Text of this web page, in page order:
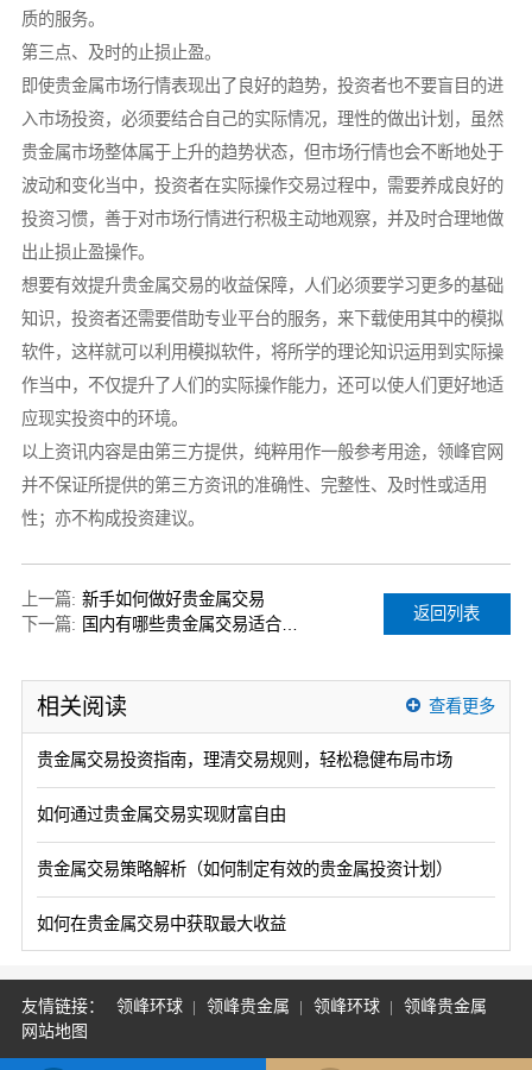
质的服务。
第三点、及时的止损止盈。
即使贵金属市场行情表现出了良好的趋势，投资者也不要盲目的进
入市场投资，必须要结合自己的实际情况，理性的做出计划，虽然
贵金属市场整体属于上升的趋势状态，但市场行情也会不断地处于
波动和变化当中，投资者在实际操作交易过程中，需要养成良好的
投资习惯，善于对市场行情进行积极主动地观察，并及时合理地做
出止损止盈操作。
想要有效提升贵金属交易的收益保障，人们必须要学习更多的基础
知识，投资者还需要借助专业平台的服务，来下载使用其中的模拟
软件，这样就可以利用模拟软件，将所学的理论知识运用到实际操
作当中，不仅提升了人们的实际操作能力，还可以使人们更好地适
应现实投资中的环境。
以上资讯内容是由第三方提供，纯粹用作一般参考用途，领峰官网
并不保证所提供的第三方资讯的准确性、完整性、及时性或适用
性；亦不构成投资建议。
上一篇: 新手如何做好贵金属交易
下一篇:
国内有哪些贵金属交易适合普通人？
返回列表
相关阅读 查看更多
贵金属交易投资指南，理清交易规则，轻松稳健布局市场
如何通过贵金属交易实现财富自由
贵金属交易策略解析（如何制定有效的贵金属投资计划）
如何在贵金属交易中获取最大收益
友情链接： 领峰环球 领峰贵金属 领峰环球
领峰贵金属
网站地图